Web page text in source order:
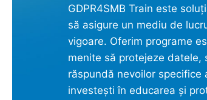
GDPR4SMB Train este
să asigure un mediu de
vigoare. Oferim programe
menite să protejeze datele,
răspundă nevoilor specifice
investești în educarea și